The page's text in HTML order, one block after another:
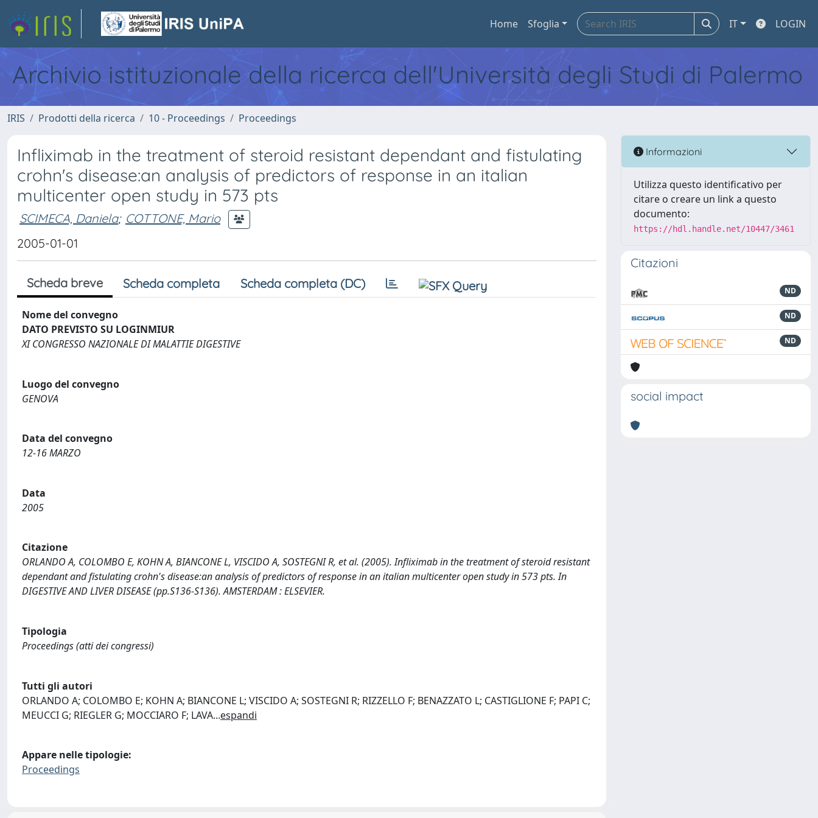
Home Sfoglia IT LOGIN
Archivio istituzionale della ricerca dell'Università degli Studi di Palermo
IRIS Prodotti della ricerca 10 - Proceedings Proceedings
Infliximab in the treatment of steroid resistant dependant and fistulating
crohn's disease:an analysis of predictors of response in an italian
multicenter open study in 573 pts
SCIMECA, Daniela; COTTONE, Mario
2005-01-01
Scheda breve Scheda completa Scheda completa (DC)
Nome del convegno
DATO PREVISTO SU LOGINMIUR
XI CONGRESSO NAZIONALE DI MALATTIE DIGESTIVE
Luogo del convegno
GENOVA
Data del convegno
12-16 MARZO
Data
2005
Citazione
ORLANDO A, COLOMBO E, KOHN A, BIANCONE L, VISCIDO A, SOSTEGNI R, et al. (2005). Infliximab in the treatment of steroid resistant
dependant and fistulating crohn's disease:an analysis of predictors of response in an italian multicenter open study in 573 pts. In
DIGESTIVE AND LIVER DISEASE (pp.S136-S136). AMSTERDAM : ELSEVIER.
Tipologia
Proceedings (atti dei congressi)
Tutti gli autori
ORLANDO A; COLOMBO E; KOHN A; BIANCONE L; VISCIDO A; SOSTEGNI R; RIZZELLO F; BENAZZATO L; CASTIGLIONE F; PAPI C;
MEUCCI G; RIEGLER G; MOCCIARO F; LAVA...espandi
Appare nelle tipologie:
Proceedings
Informazioni
Utilizza questo identificativo per
citare o creare un link a questo
documento:
https://hdl.handle.net/10447/3461
Citazioni
ND
ND
ND
social impact